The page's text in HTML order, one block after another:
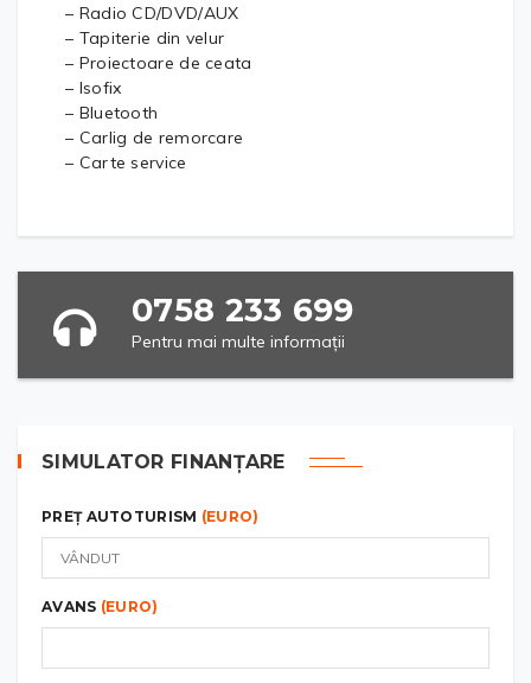
– Radio CD/DVD/AUX
– Tapiterie din velur
– Proiectoare de ceata
– Isofix
– Bluetooth
– Carlig de remorcare
– Carte service
0758 233 699
Pentru mai multe informații
SIMULATOR FINANȚARE
PREȚ AUTOTURISM (EURO)
AVANS (EURO)